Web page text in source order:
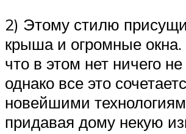
2) Этому стилю
крыша и огромные окна.
что в этом нет ничего
однако все это
новейшими
придавая дому некую